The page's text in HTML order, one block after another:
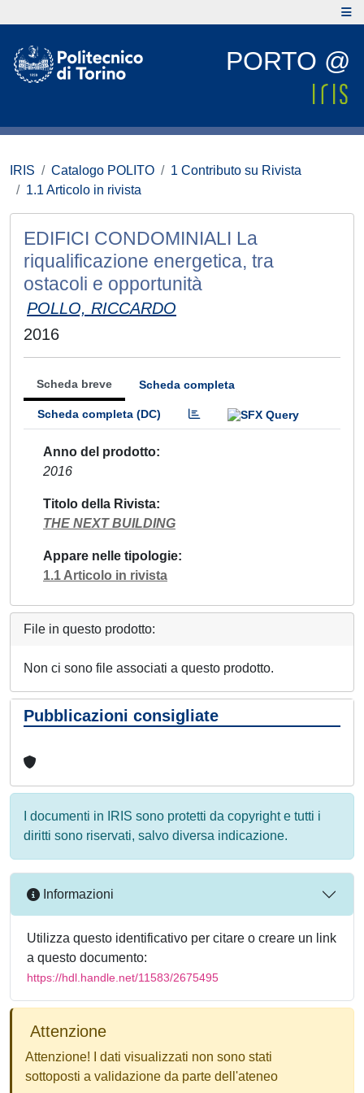
PORTO @
IRIS Catalogo POLITO
1 Contributo su Rivista
1.1 Articolo in rivista
EDIFICI CONDOMINIALI La
riqualificazione energetica, tra
ostacoli e opportunità
POLLO, RICCARDO
2016
Scheda breve Scheda completa
Scheda completa (DC)
Anno del prodotto
2016
Titolo della Rivista
THE NEXT BUILDING
Appare nelle tipologie
1.1 Articolo in rivista
File in questo prodotto:
Non ci sono file associati a questo prodotto.
Pubblicazioni consigliate
I documenti in IRIS sono protetti da copyright e tutti i
diritti sono riservati, salvo diversa indicazione.
Informazioni
Utilizza questo identificativo per citare o creare un link
a questo documento:
https://hdl.handle.net/11583/2675495
Attenzione
Attenzione! I dati visualizzati non sono stati
sottoposti a validazione da parte dell'ateneo